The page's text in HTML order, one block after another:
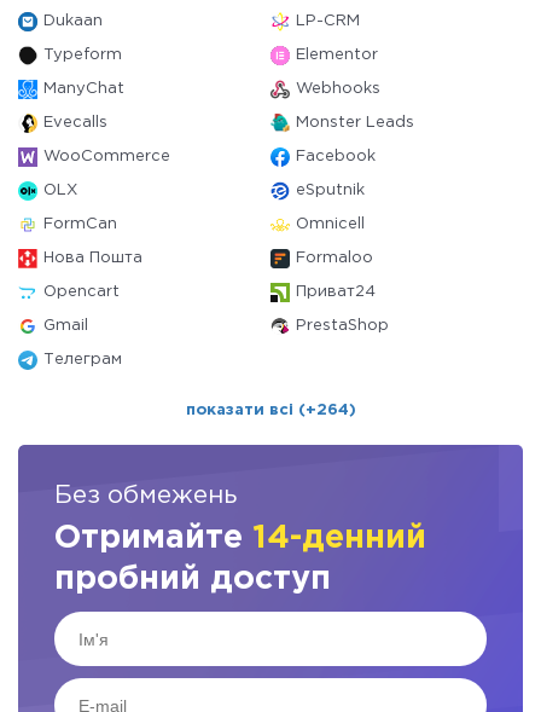
Dukaan LP-CRM
Typeform Elementor
ManyChat Webhooks
Evecalls Monster Leads
WooCommerce Facebook
OLX eSputnik
FormCan Omnicell
Нова Пошта Formaloo
Opencart Приват24
Gmail PrestaShop
Телеграм
показати всі (+264)
Без обмежень
Отримайте 14-денний
пробний доступ